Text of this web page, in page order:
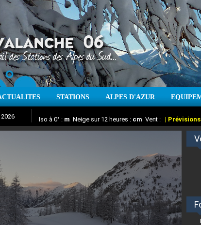
STATIONS ALPES D'AZUR
Aujourd'hui : T° Min :°CT° Max :°C |Prévisions
Iso à 0° : Neige sur 12 heures : Vent : |
Suivez en direct l'actualité des stations des Alpes-